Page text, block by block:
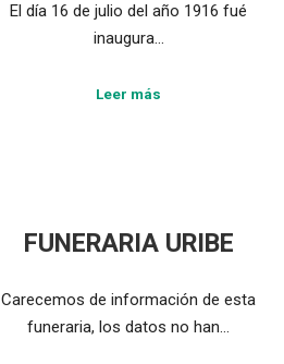
El día 16 de julio del año 1916 fué
inaugura…
Leer más
FUNERARIA URIBE
Carecemos de información de esta
funeraria, los datos no han…